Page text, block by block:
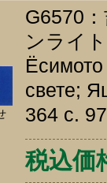
G6570
ンライ
свете;
364 c.
税込価